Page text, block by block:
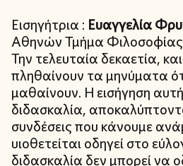
Εισηγήτρια : Ευαγγελία
Αθηνών Τμήμα
Την τελευταία δεκαετία,
πληθαίνουν τα μηνύματα
μαθαίνουν. Η εισήγηση
διδασκαλία,
συνδέσεις που κάνουμε
υιοθετείται οδηγεί στο
διδασκαλία δεν μπορεί να